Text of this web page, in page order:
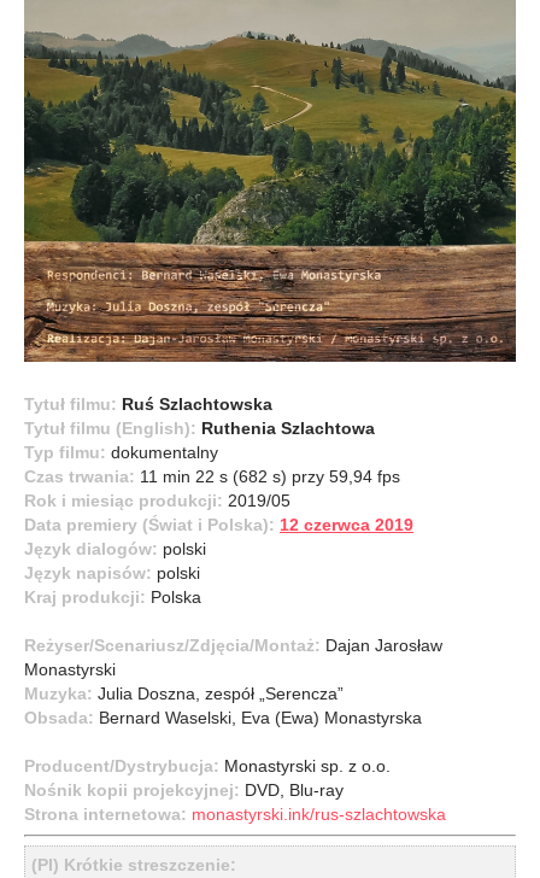
Tytuł filmu: Ruś Szlachtowska
Tytuł filmu (English): Ruthenia Szlachtowa
Typ filmu: dokumentalny
Czas trwania: 11 min 22 s (682 s) przy 59,94 fps
Rok i miesiąc produkcji: 2019/05
Data premiery (Świat i Polska): 12 czerwca 2019
Język dialogów: polski
Język napisów: polski
Kraj produkcji: Polska
Reżyser/Scenariusz/Zdjęcia/Montaż: Dajan Jarosław
Monastyrski
Muzyka: Julia Doszna, zespół „Serencza”
Obsada: Bernard Waselski, Eva (Ewa) Monastyrska
Producent/Dystrybucja: Monastyrski sp. z o.o.
Nośnik kopii projekcyjnej: DVD, Blu-ray
Strona internetowa: monastyrski.ink/rus-szlachtowska
(Pl) Krótkie streszczenie: